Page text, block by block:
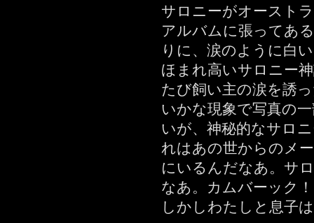
サロニーがオースト
アルバムに張ってあ
りに、涙のように白
ほまれ高いサロニー
たび飼い主の涙を誘
いかな現象で写真の
いが、神秘的なサロ
れはあの世からのメ
にいるんだなあ。サ
なあ。カムバーック
しかしわたしと息子